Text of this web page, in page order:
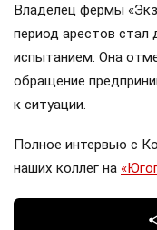
Владелец фермы
период арестов
испытанием. Она
обращение
к ситуации.
Полное интервью с
наших коллег на